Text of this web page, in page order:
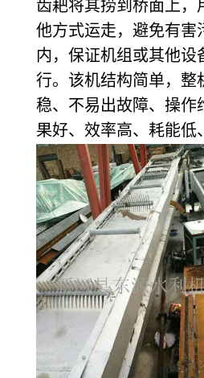
齿耙将其捞到桥面上，
他方式运走，避免有害
内，保证机组或其他设
行。该机结构简单，整
稳、不易出故障、操作
果好、效率高、耗能低